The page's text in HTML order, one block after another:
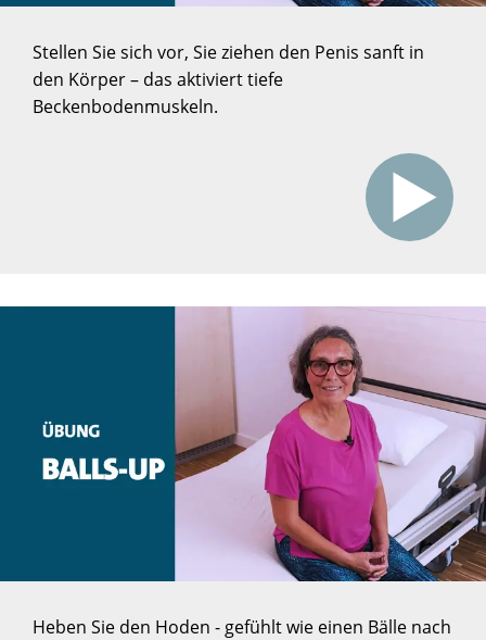
Stellen Sie sich vor, Sie ziehen den Penis sanft in
den Körper – das aktiviert tiefe
Beckenbodenmuskeln.
Heben Sie den Hoden - gefühlt wie einen Bälle nach